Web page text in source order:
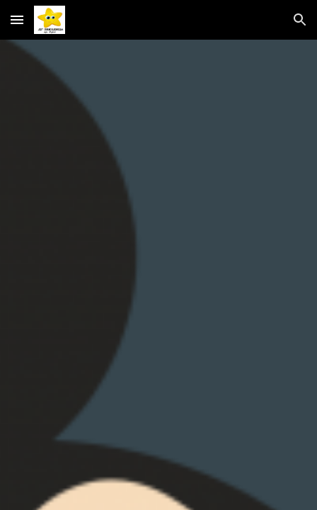
Skip to main content Skip to navigation